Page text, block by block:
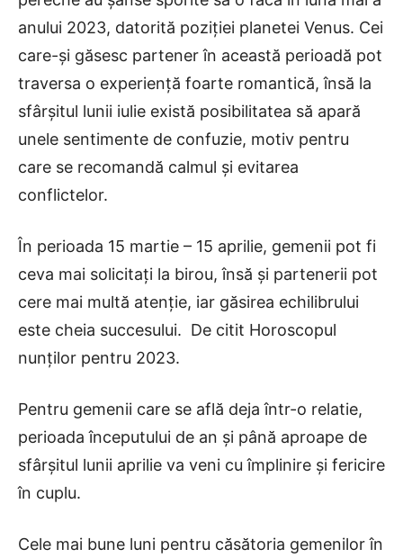
anului 2023, datorită poziției planetei Venus. Cei
care-și găsesc partener în această perioadă pot
traversa o experiență foarte romantică, însă la
sfârșitul lunii iulie există posibilitatea să apară
unele sentimente de confuzie, motiv pentru
care se recomandă calmul și evitarea
conflictelor.
În perioada 15 martie – 15 aprilie, gemenii pot fi
ceva mai solicitați la birou, însă și partenerii pot
cere mai multă atenție, iar găsirea echilibrului
este cheia succesului. De citit Horoscopul
nunților pentru 2023.
Pentru gemenii care se află deja într-o relatie,
perioada începutului de an și până aproape de
sfârșitul lunii aprilie va veni cu împlinire și fericire
în cuplu.
Cele mai bune luni pentru căsătoria gemenilor în